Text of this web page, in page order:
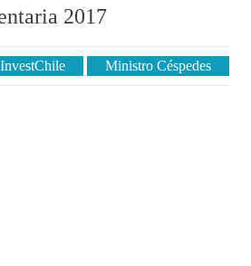
2017
InvestChile Ministro Céspedes